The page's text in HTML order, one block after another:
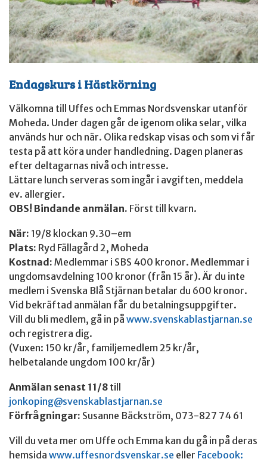
Endagskurs i Hästkörning
Välkomna till Uffes och Emmas Nordsvenskar utanför
Moheda. Under dagen går de igenom olika selar, vilka
används hur och när. Olika redskap visas och som vi får
testa på att köra under handledning. Dagen planeras
efter deltagarnas nivå och intresse.
Lättare lunch serveras som ingår i avgiften, meddela
ev. allergier.
OBS! Bindande anmälan. Först till kvarn.
När: 19/8 klockan 9.30–em
Plats: Ryd Fällagård 2, Moheda
Kostnad: Medlemmar i SBS 400 kronor. Medlemmar i
ungdomsavdelning 100 kronor (från 15 år). Är du inte
medlem i Svenska Blå Stjärnan betalar du 600 kronor.
Vid bekräftad anmälan får du betalningsuppgifter.
Vill du bli medlem, gå in på www.svenskablastjarnan.se
och registrera dig.
(Vuxen: 150 kr/år, familjemedlem 25 kr/år,
helbetalande ungdom 100 kr/år)
Anmälan senast 11/8 till
jonkoping@svenskablastjarnan.se
Förfrågningar: Susanne Bäckström, 073-827 74 61
Vill du veta mer om Uffe och Emma kan du gå in på deras
hemsida www.uffesnordsvenskar.se eller Facebook: